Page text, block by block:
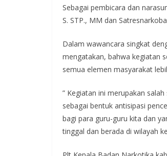
Sebagai pembicara dan
S. STP., MM dan
Dalam wawancara singkat
mengatakan, bahwa kegiatan
semua elemen masyarakat
” Kegiatan ini merupakan
sebagai bentuk antisipasi
bagi para guru-guru kita dan
tinggal dan berada di wilayah